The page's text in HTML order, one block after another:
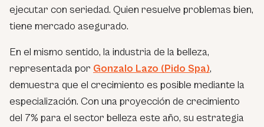
ejecutar con seriedad. Quien resuelve problemas bien,
tiene mercado asegurado.
En el mismo sentido, la industria de la belleza,
representada por Gonzalo Lazo (Pido Spa),
demuestra que el crecimiento es posible mediante la
especialización. Con una proyección de crecimiento
del 7% para el sector belleza este año, su estrategia